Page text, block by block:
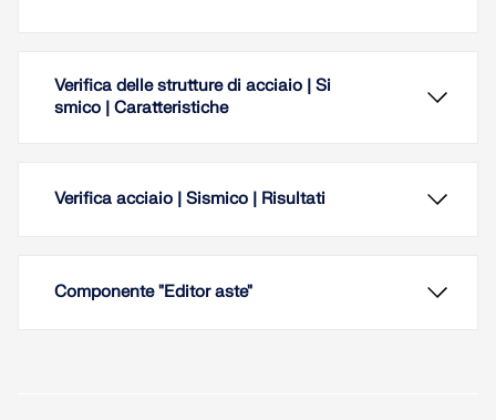
Verifica delle strutture di acciaio | Si
smico | Caratteristiche
Verifica acciaio | Sismico | Risultati
Componente "Editor aste"